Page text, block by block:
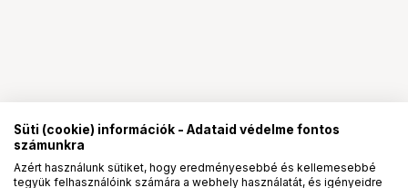
Süti (cookie) információk - Adataid védelme fontos
számunkra
Azért használunk sütiket, hogy eredményesebbé és kellemesebbé
tegyük felhasználóink számára a webhely használatát, és igényeidre